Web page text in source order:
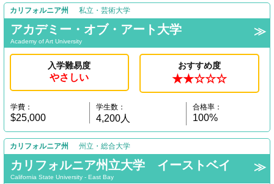
カリフォルニア州 私立・芸術大学
アカデミー・オブ・アート大学
Academy of Art University
入学難易度
やさしい
おすすめ度
★★☆☆☆
学費：
$25,000
学生数：
4,200人
合格率：
100%
カリフォルニア州 州立・総合大学
カリフォルニア州立大学 イーストベイ
California State University - East Bay